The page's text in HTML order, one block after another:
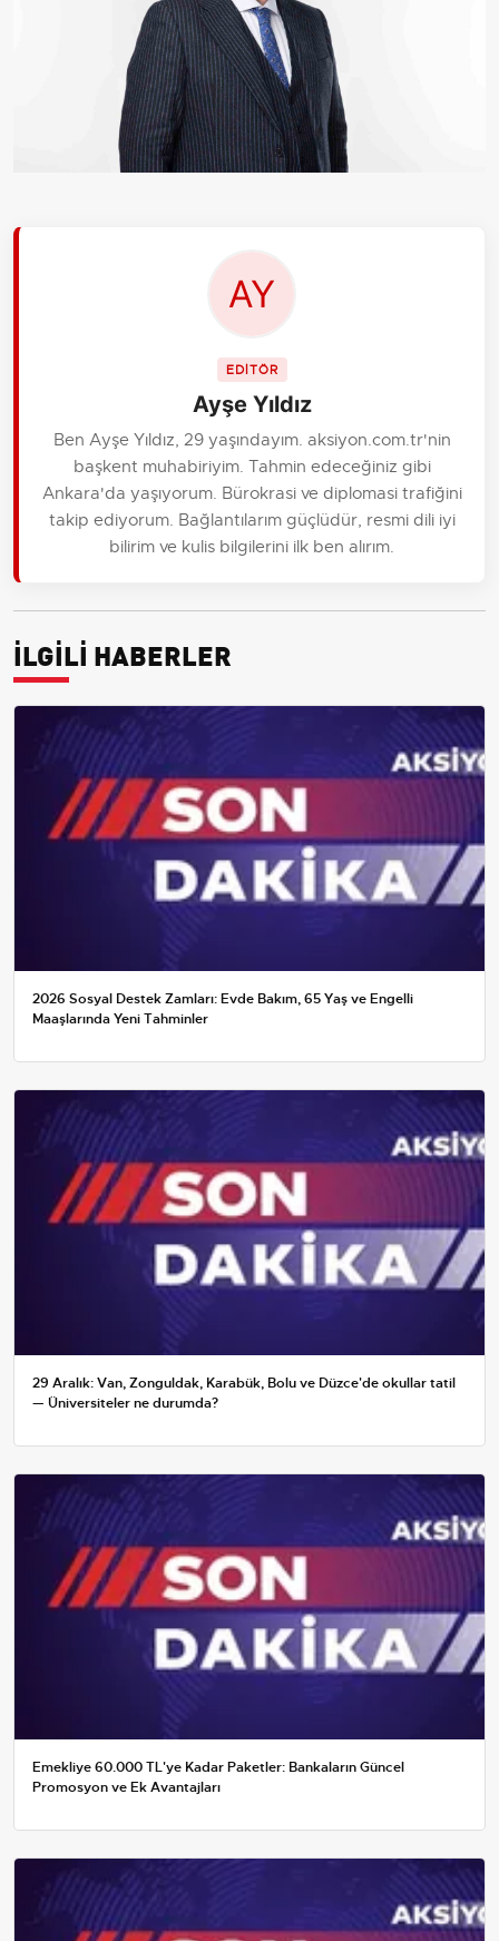
EDİTÖR
Ayşe Yıldız
Ben Ayşe Yıldız, 29 yaşındayım. aksiyon.com.tr'nin
başkent muhabiriyim. Tahmin edeceğiniz gibi
Ankara'da yaşıyorum. Bürokrasi ve diplomasi trafiğini
takip ediyorum. Bağlantılarım güçlüdür, resmi dili iyi
bilirim ve kulis bilgilerini ilk ben alırım.
İLGİLİ HABERLER
2026 Sosyal Destek Zamları: Evde Bakım, 65 Yaş ve Engelli
Maaşlarında Yeni Tahminler
29 Aralık: Van, Zonguldak, Karabük, Bolu ve Düzce'de okullar tatil
— Üniversiteler ne durumda?
Emekliye 60.000 TL'ye Kadar Paketler: Bankaların Güncel
Promosyon ve Ek Avantajları